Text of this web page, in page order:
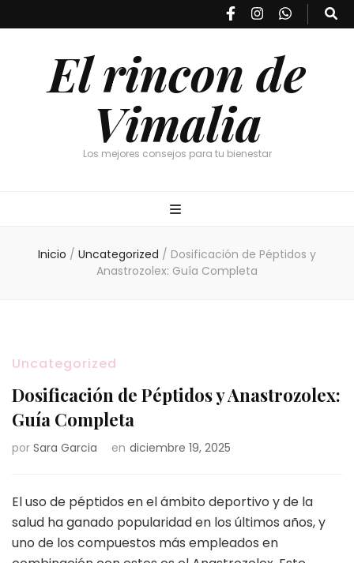
El rincon de
Vimalia
Los mejores consejos para tu bienestar
Inicio / Uncategorized / Dosificación de Péptidos y
Anastrozolex: Guía Completa
Uncategorized
Dosificación de Péptidos y Anastrozolex:
Guía Completa
por Sara Garcia en diciembre 19, 2025
El uso de péptidos en el ámbito deportivo y de la
salud ha ganado popularidad en los últimos años, y
uno de los compuestos más empleados en